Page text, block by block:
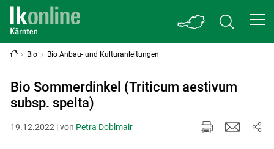
Bio Bio Anbau- und Kulturanleitungen
Bio Sommerdinkel (Triticum aestivum
subsp. spelta)
19.12.2022 | von Petra Doblmair